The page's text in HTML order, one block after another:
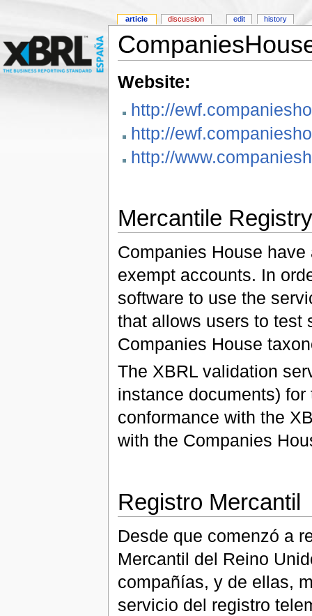
Website:
http://
http://
http://
Mercantile Registry
Companies House
exempt accounts. In
software to use the
that allows users to test
Companies House
The XBRL validation
instance documents)
conformance with the
with the Companies
Registro Mercantil
Desde que comenzó a
Mercantil del Reino
compañías, y de ellas,
servicio del registro
article discussion edit history